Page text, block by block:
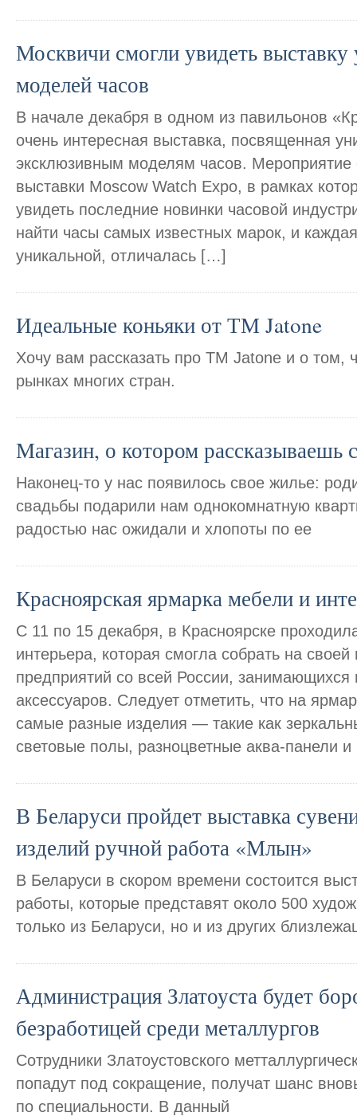
Москвичи смогли увидеть
моделей часов
В начале декабря в одном из павильонов
очень интересная выставка, посвященная
эксклюзивным моделям часов. Мероприятие
выставки Moscow Watch Expo, в рамках
увидеть последние новинки часовой
найти часы самых известных марок, и
уникальной, отличалась […]
Идеальные коньяки от ТМ Jatone
Хочу вам рассказать про ТМ Jatone и о том,
рынках многих стран.
Магазин, о котором рассказываешь
Наконец-то у нас появилось свое жилье:
свадьбы подарили нам однокомнатную
радостью нас ожидали и хлопоты по ее
Красноярская ярмарка мебели и
C 11 по 15 декабря, в Красноярске
интерьера, которая смогла собрать на
предприятий со всей России,
аксессуаров. Следует отметить, что на
самые разные изделия — такие как
световые полы, разноцветные аква-панели
В Беларуси пройдет выставка
изделий ручной работа «Млын»
В Беларуси в скором времени состоится
работы, которые представят около 500
только из Беларуси, но и из других
Администрация Златоуста будет
безработицей среди металлургов
Сотрудники Златоустовского
попадут под сокращение, получат шанс
по специальности. В данный